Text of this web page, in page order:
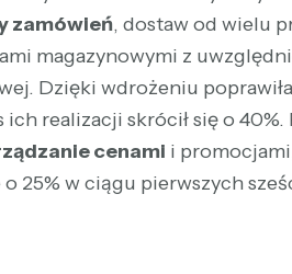
zamówień, dostaw od wielu
magazynowymi z
Dzięki wdrożeniu
ich realizacji skrócił się o
cenami i
25% w ciągu pierwszych